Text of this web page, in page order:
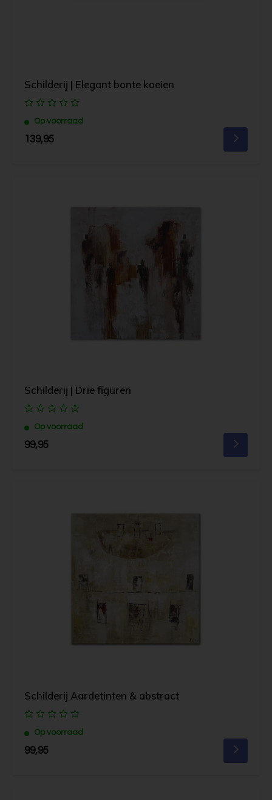
Schilderij | Elegant bonte koeien
Op voorraad
139,95
Schilderij | Drie figuren
Op voorraad
99,95
Schilderij Aardetinten & abstract
Op voorraad
99,95